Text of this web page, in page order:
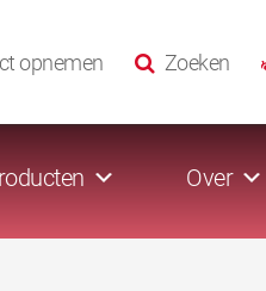
Zoeken
opnemen
Over